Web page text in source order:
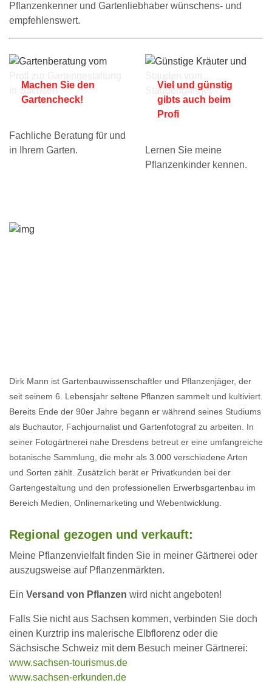
Pflanzenkenner und Gartenliebhaber wünschens- und
empfehlenswert.
Machen Sie den
Gartencheck!
Fachliche Beratung für und
in Ihrem Garten.
Viel und günstig
gibts auch beim
Profi
Lernen Sie meine
Pflanzenkinder kennen.
Dirk Mann ist Gartenbauwissenschaftler und Pflanzenjäger, der
seit seinem 6. Lebensjahr seltene Pflanzen sammelt und kultiviert.
Bereits Ende der 90er Jahre begann er während seines Studiums
als Buchautor, Fachjournalist und Gartenfotograf zu arbeiten. In
seiner Fotogärtnerei nahe Dresdens betreut er eine umfangreiche
botanische Sammlung, die mehr als 3.000 verschiedene Arten
und Sorten zählt. Zusätzlich berät er Privatkunden bei der
Gartengestaltung und den professionellen Erwerbsgartenbau im
Bereich Medien, Onlinemarketing und Webentwicklung.
Regional gezogen und verkauft:
Meine Pflanzenvielfalt finden Sie in meiner Gärtnerei oder
auszugsweise auf Pflanzenmärkten.
Ein Versand von Pflanzen wird nicht angeboten!
Falls Sie nicht aus Sachsen kommen, verbinden Sie doch
einen Kurztrip ins malerische Elbflorenz oder die
Sächsische Schweiz mit dem Besuch meiner Gärtnerei:
www.sachsen-tourismus.de
www.sachsen-erkunden.de